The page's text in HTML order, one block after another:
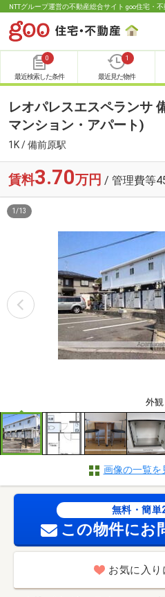
NTTグループ運営の不動産総合サイト goo住宅・
0
最近検索した条件
1
最近見た物件
レオパレスエスペランサ
マンション・アパート)
1K / 備前原駅
賃料3.70万円 / 管理費等
外観
1 /13
画像の一覧を
無料・簡単
この物件にお
お気に入り